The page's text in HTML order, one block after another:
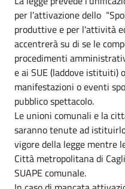
per l’attivazione dello
produttive e per l'attività
accentrerà su di se le
procedimenti
e ai SUE (laddove
manifestazioni o eventi
pubblico spettacolo.
Le unioni comunali e la
saranno tenute ad
vigore della legge mentre
Città metropolitana di
SUAPE comunale.